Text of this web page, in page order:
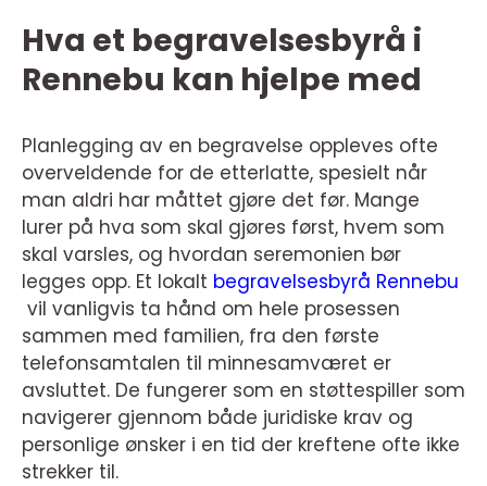
Hva et begravelsesbyrå i
Rennebu kan hjelpe med
Planlegging av en begravelse oppleves ofte
overveldende for de etterlatte, spesielt når
man aldri har måttet gjøre det før. Mange
lurer på hva som skal gjøres først, hvem som
skal varsles, og hvordan seremonien bør
legges opp. Et lokalt begravelsesbyrå Rennebu
vil vanligvis ta hånd om hele prosessen
sammen med familien, fra den første
telefonsamtalen til minnesamværet er
avsluttet. De fungerer som en støttespiller som
navigerer gjennom både juridiske krav og
personlige ønsker i en tid der kreftene ofte ikke
strekker til.